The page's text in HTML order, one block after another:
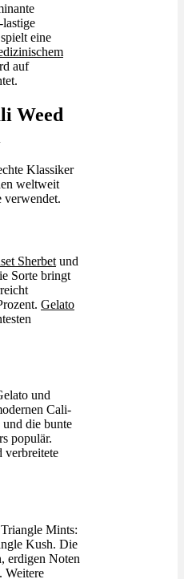
-lastige
eine
auf
Weed
Klassiker
weltweit
verwendet.
Sherbet und
Sorte bringt
Gelato
und
Cali-
die bunte
populär.
verbreitete
Mints:
Kush. Die
erdigen Noten
Weitere